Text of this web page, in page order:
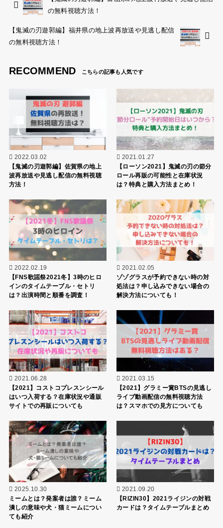
の無料視聴方法！
【鬼滅の刃遊郭編】福井県の地上波再放送や見逃し配信
の無料視聴方法！
RECOMMEND
2022.03.02
【鬼滅の刃遊郭編】佐賀県の地上
波再放送や見逃し配信の無料視聴
方法！
2021.01.27
【ローソン2021】鬼滅の刃の節分
ロール再販の可能性と在庫状況
は？特典と購入方法まとめ！
2022.02.19
【FNS歌謡祭2021冬】3時のヒロ
インのタイムテーブル・セトリ
は？出演時間と順番を調査！
2021.02.05
ゾゾグラスが予約できない時の対
処法は？申し込みできない場合の
解決方法についても！
2021.06.28
【2021】コストコプレスンシール
はいつ入荷する？在庫状況や通販
サイトでの再販についても
2021.03.15
【2021】グラミー賞BTSの見逃し
ライブ動画配信の無料視聴方法
は？スマホでの見方についても
2025.10.30
ミームとは？発案者は誰？ミーム
潰しの意味や犬・猫ミームについ
ても紹介
2021.09.20
【RIZIN30】2021ライジンの対戦
カードは？タイムテーブルまとめ